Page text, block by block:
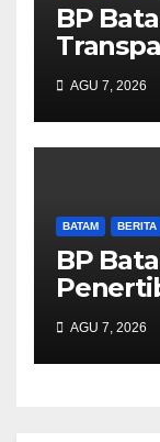
BP
LMS
AGU 7, 2026
BATAM BERITA
BP
Ruang
AGU 7, 2026